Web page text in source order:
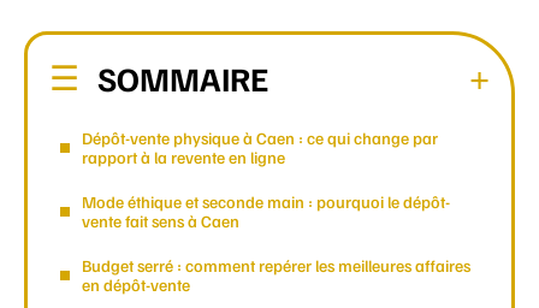
SOMMAIRE
Dépôt-vente physique à Caen : ce qui change par
rapport à la revente en ligne
Mode éthique et seconde main : pourquoi le dépôt-
vente fait sens à Caen
Budget serré : comment repérer les meilleures affaires
en dépôt-vente